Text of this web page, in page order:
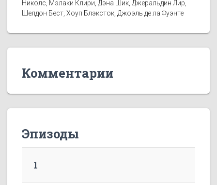
Николс, Мэлаки Клири, Дэна Шик, Джеральдин Лир,
Шелдон Бест, Хоуп Блэксток, Джоэль де ла Фуэнте
Комментарии
Эпизоды
1